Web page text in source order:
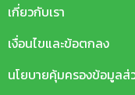
เกี่ยวกับเรา
เงื่อนไขและข้อตกลง
นโยบายคุ้มครองข้อมูล